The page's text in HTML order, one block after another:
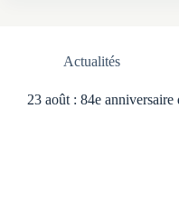
Actualités
23 août : 84e